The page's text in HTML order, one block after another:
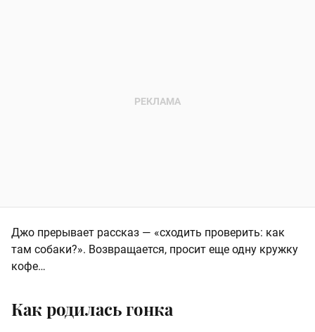
Джо прерывает рассказ — «сходить проверить: как
там собаки?». Возвращается, просит еще одну кружку
кофе…
Как родилась гонка